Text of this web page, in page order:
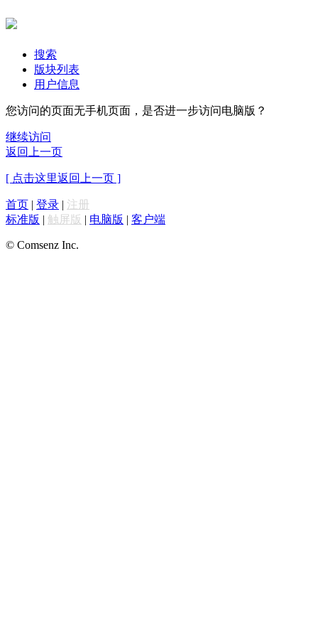
搜索
版块列表
用户信息
您访问的页面无手机页面，是否进一步访问电脑版？
继续访问
返回上一页
[ 点击这里返回上一页 ]
首页 | 登录 | 注册
标准版 | 触屏版 | 电脑版 | 客户端
© Comsenz Inc.